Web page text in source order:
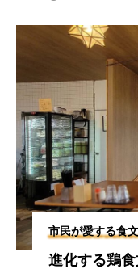
市民が愛する食
進化する鶏食